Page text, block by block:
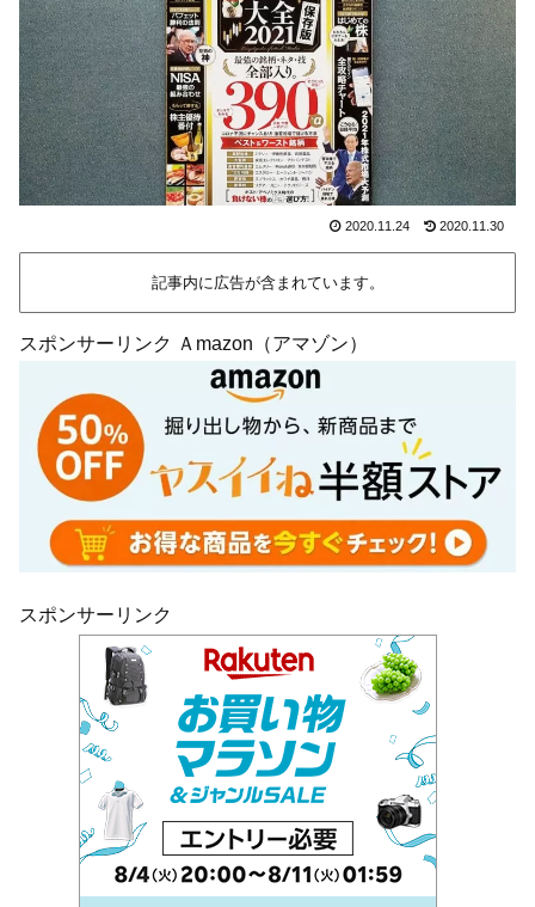
2020.11.24 2020.11.30
記事内に広告が含まれています。
スポンサーリンク Ａmazon（アマゾン）
スポンサーリンク